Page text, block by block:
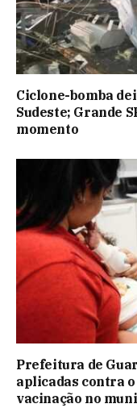
Ciclone-bomba
Sudeste; Grande
momento
Prefeitura de
aplicadas contra
vacinação no